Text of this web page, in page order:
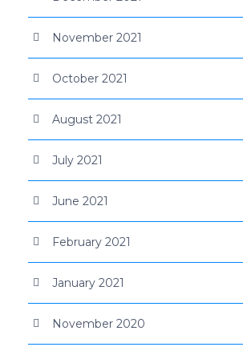
November 2021
October 2021
August 2021
July 2021
June 2021
February 2021
January 2021
November 2020